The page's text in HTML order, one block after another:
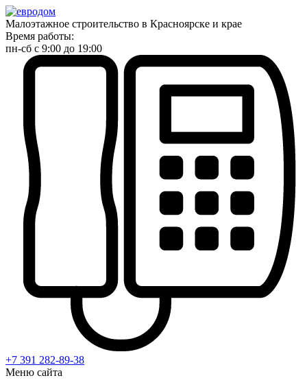
Малоэтажное строительство в Красноярске и крае
Время работы:
пн-сб с 9:00 до 19:00
+7 391 282-89-38
Меню сайта